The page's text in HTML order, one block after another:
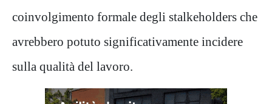
coinvolgimento formale degli stalkeholders che
avrebbero potuto significativamente incidere
sulla qualità del lavoro.